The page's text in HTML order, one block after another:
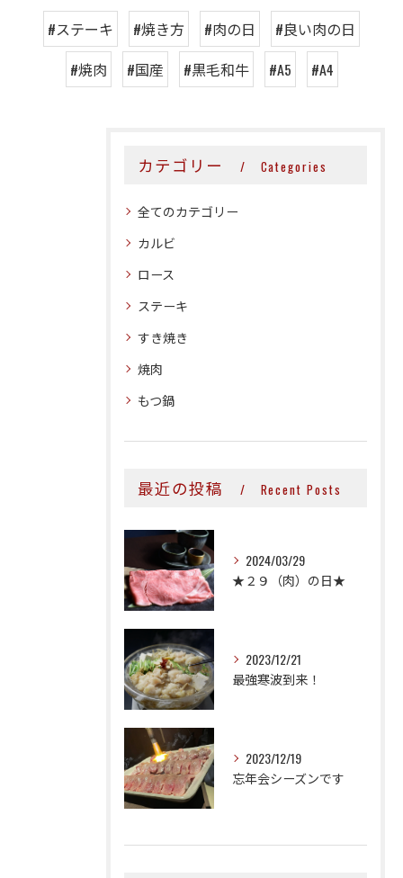
#ステーキ #焼き方 #肉の日
#良い肉の日
#焼肉
#国産 #黒毛和牛 #A5 #A4
カテゴリー Categories
全てのカテゴリー
カルビ
ロース
ステーキ
すき焼き
焼肉
もつ鍋
最近の投稿 Recent Posts
2024/03/29
★２９（肉）の日★
2023/12/21
最強寒波到来！
2023/12/19
忘年会シーズンです